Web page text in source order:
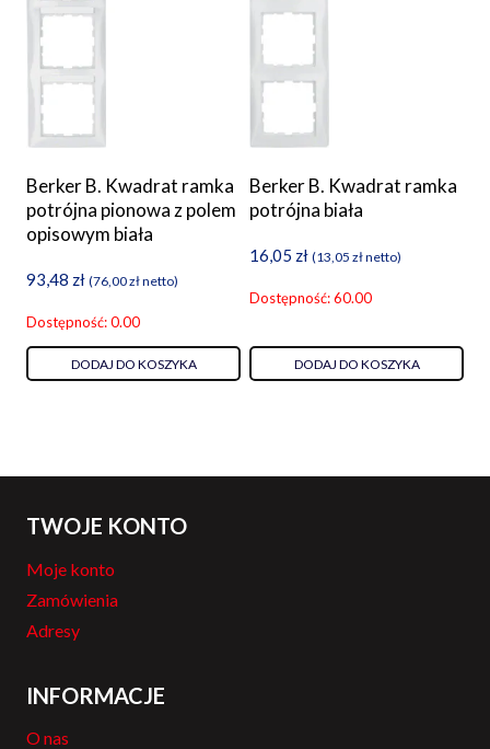
Berker B. Kwadrat ramka
potrójna pionowa z polem
opisowym biała
93,48 zł (76,00złnetto)
Dostępność: 0.00
DODAJ DO KOSZYKA
Berker B. Kwadrat ramka
potrójna biała
16,05 zł (13,05 złnetto)
Dostępność: 60.00
DODAJ DO KOSZYKA
TWOJE KONTO
Moje konto
Zamówienia
Adresy
INFORMACJE
O nas